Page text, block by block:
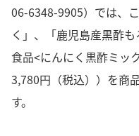
06-6348-9905）では、
く」、「鹿児島産黒酢
食品<にんにく黒酢ミッ
3,780円（税込））を商
す。